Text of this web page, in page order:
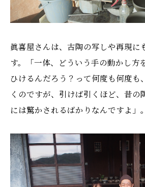
眞喜屋さんは、古陶の写しや再現に
す。「一体、どういう手の動かし方
ひけるんだろう？って何度も何度も
くのですが、引けば引くほど、昔の
には驚かされるばかりなんですよ」。